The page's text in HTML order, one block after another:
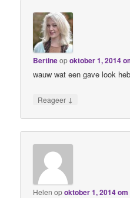
Bertineopoktober 1, 2014
wauw wat een gave look
Reageer ↓
Helen opoktober 1, 2014